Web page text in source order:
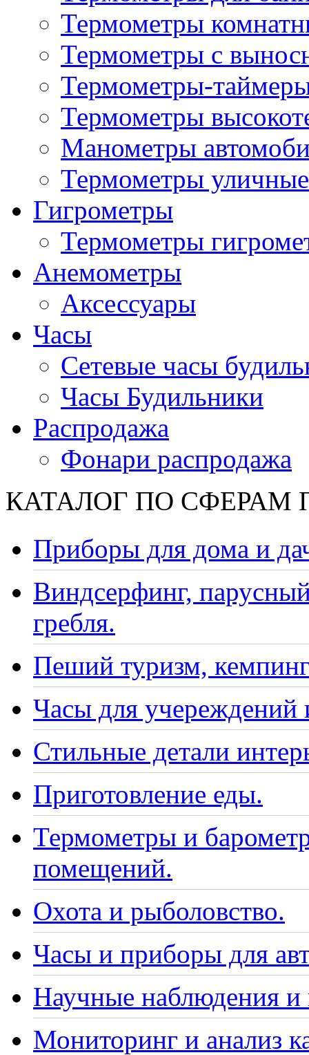
Термометры
Термометры с
Термометры-
Термометры
Манометры
Термометры уличные
Гигрометры
Термометры
Анемометры
Аксессуары
Часы
Сетевые часы
Часы Будильники
Распродажа
Фонари распродажа
КАТАЛОГ ПО СФЕРАМ
Приборы для дома и
Виндсерфинг,
гребля.
Пеший туризм,
Часы для учереждений
Стильные детали
Приготовление еды.
Термометры и
помещений.
Охота и рыболовство.
Часы и приборы для
Научные наблюдения и
Мониторинг и анализ